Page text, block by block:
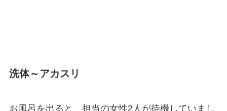
洗体～アカスリ
お風呂を出ると、担当の女性2人が待機していまし